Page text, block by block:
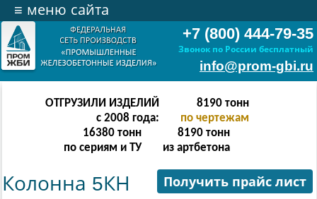
+7 (800) 444-79-35
Звонок по России бесплатный
info@prom-gbi.ru
≡ меню сайта
ОТГРУЗИЛИ ИЗДЕЛИЙ
с 2008 года:
16382тонн
по чертежам
32764 тонн
по сериям и ТУ
16382 тонн
из артбетона
Получить прайс лист
Колонна 5КН